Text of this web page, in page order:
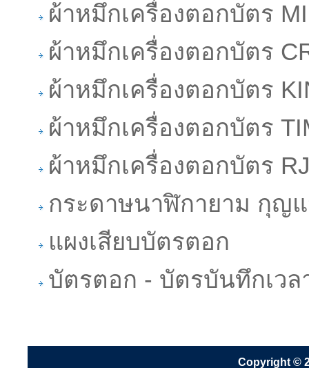
ผ้าหมึกเครื่องตอกบัตร
ผ้าหมึกเครื่องตอกบัตร
ผ้าหมึกเครื่องตอกบัตร
ผ้าหมึกเครื่องตอกบัตร
ผ้าหมึกเครื่องตอกบัตร
กระดาษนาฬิกายาม กุญ
แผงเสียบบัตรตอก
บัตรตอก - บัตรบันทึกเวล
Copyright ©